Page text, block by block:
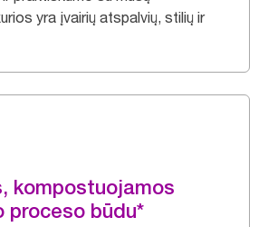
yra įvairių atspalvių, stilių ir
kompostuojamos
proceso būdu*